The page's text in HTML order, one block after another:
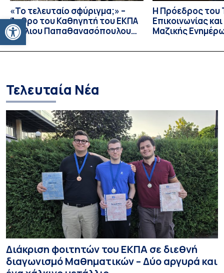
Ανοίξτε τη γραμμή εργαλείων
«Το τελευταίο σφύριγμα;» –
Άρθρο του Καθηγητή του ΕΚΠΑ
Στέλιου Παπαθανασόπουλου
στην εφημερίδα «ΤΑ ΝΕΑ»
Η Πρόεδρος του
Επικοινωνίας
Μαζικής
Καθηγήτρια
Τελευταία Νέα
Διάκριση φοιτητών του ΕΚΠΑ σε διεθνή
διαγωνισμό Μαθηματικών – Δύο αργυρά και